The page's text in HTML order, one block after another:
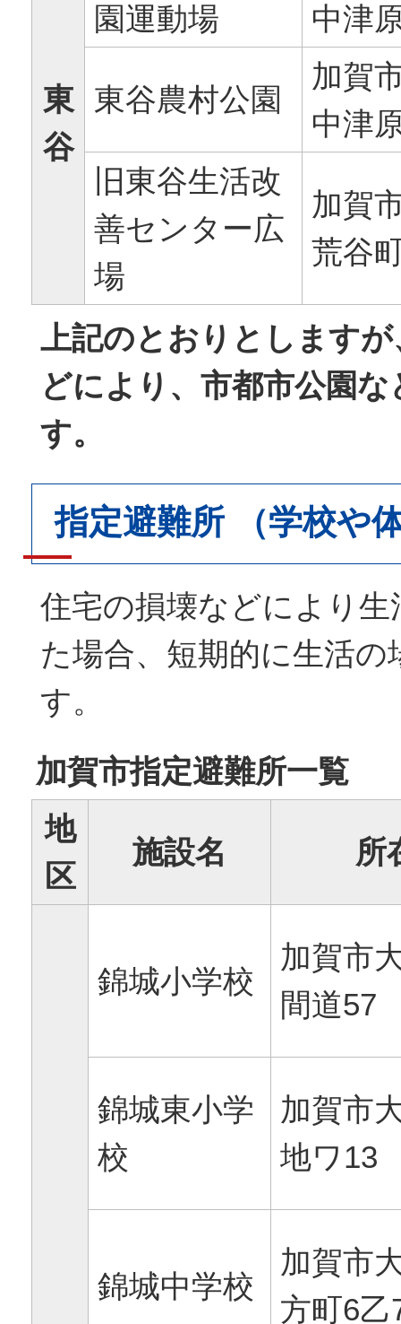
東
谷
園運動場
中津
東谷農村公園
加賀
中津
旧東谷生活改
善センター広
場
加賀
荒谷
上記のとおりとします
どにより、市都市公園
す。
指定避難所 （学校や
住宅の損壊などにより
た場合、短期的に生活
す。
加賀市指定避難所一覧
地
区
施設名 所
錦城小学校
加賀市
間道57
錦城東小学
校
加賀市
地ワ13
錦城中学校
加賀市
方町6乙